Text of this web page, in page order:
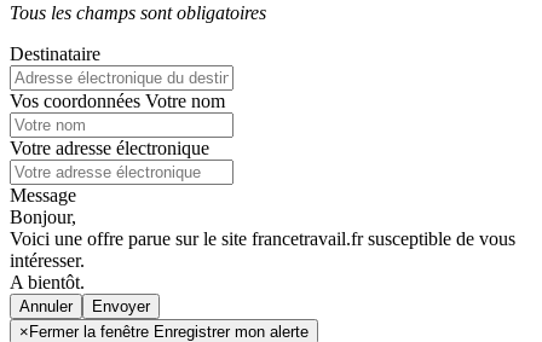
Tous les champs sont obligatoires
Destinataire
Vos coordonnées Votre nom
Votre adresse électronique
Message
Bonjour,
Voici une offre parue sur le site francetravail.fr susceptible de vous
intéresser.
A bientôt.
Annuler
× Fermer la fenêtre Enregistrer mon alerte